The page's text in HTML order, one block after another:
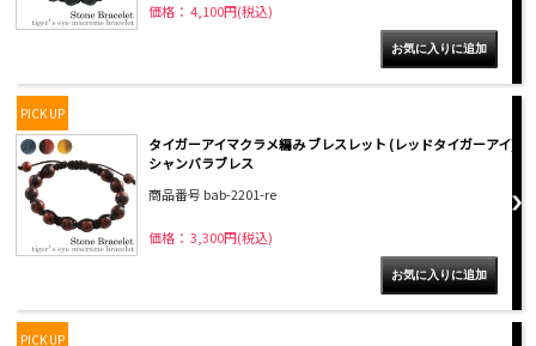
価格： 4,100円(税込)
PICK UP
タイガーアイマクラメ編み ブレスレット (レッドタイガーアイ)
シャンバラブレス
商品番号 bab-2201-re
価格： 3,300円(税込)
PICK UP